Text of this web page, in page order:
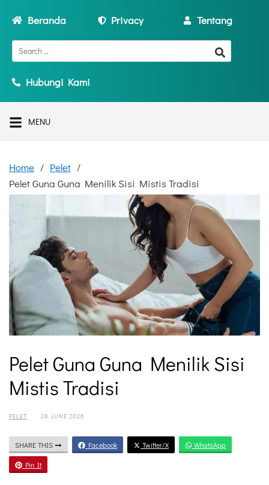
Beranda Privacy Tentang
Hubungi Kami
MENU
Home
Pelet
Pelet Guna Guna Menilik Sisi Mistis Tradisi
Pelet Guna Guna Menilik Sisi
Mistis Tradisi
PELET · 28 JUNE 2026
SHARE THIS Facebook Twitter/X WhatsApp
Pin It